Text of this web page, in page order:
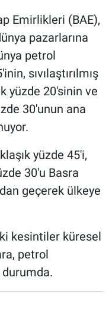
Emirlikleri (BAE),
pazarlarına
petrol
sıvılaştırılmış
yüzde 20'sinin ve
30'unun ana
yüzde 45'i,
30'u Basra
geçerek ülkeye
kesintiler küresel
petrol
durumda.